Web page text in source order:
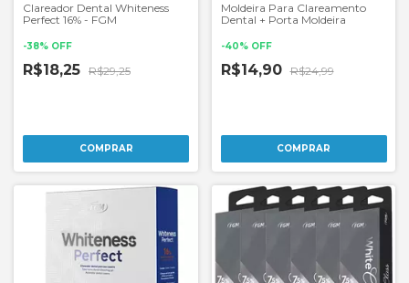
Clareador Dental Whiteness
Perfect 16% - FGM
-38% OFF
R$18,25 R$29,25
Moldeira Para Clareamento
Dental + Porta Moldeira
-40% OFF
R$14,90 R$24,99